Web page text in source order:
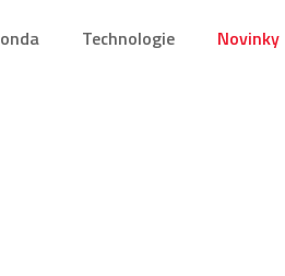
Technologie Novinky